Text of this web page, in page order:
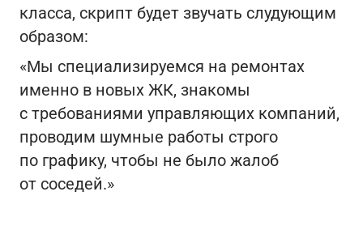
класса, скрипт будет звучать слудующим
образом:
«Мы специализируемся на ремонтах
именно в новых ЖК, знакомы
с требованиями управляющих компаний,
проводим шумные работы строго
по графику, чтобы не было жалоб
от соседей.»